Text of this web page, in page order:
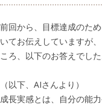
前回から、目標達成のた
いてお伝えしていますが
ころ、以下のお答えでした
（以下、AIさんより）
成長実感とは、自分の能